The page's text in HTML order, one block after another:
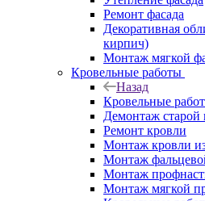
Ремонт фасада
Декоративная
кирпич)
Монтаж мягкой
Кровельные работы
Назад
Кровельные
Демонтаж старой
Ремонт кровли
Монтаж кровли
Монтаж
Монтаж
Монтаж мягкой